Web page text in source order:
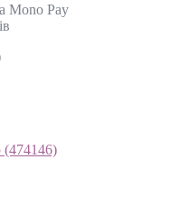
Mono Pay
(474146)